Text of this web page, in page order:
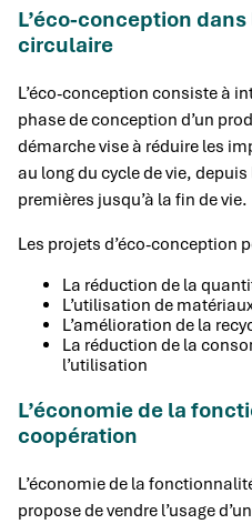
L’éco-conception
circulaire
L’éco-conception consiste à
phase de conception d’un
démarche vise à réduire les
au long du cycle de vie,
premières jusqu’à la fin de vie.
Les projets d’éco-conception
La réduction de la
L’utilisation de
L’amélioration de la
La réduction de la
l’utilisation
L’économie de la
coopération
L’économie de la
propose de vendre l’usage